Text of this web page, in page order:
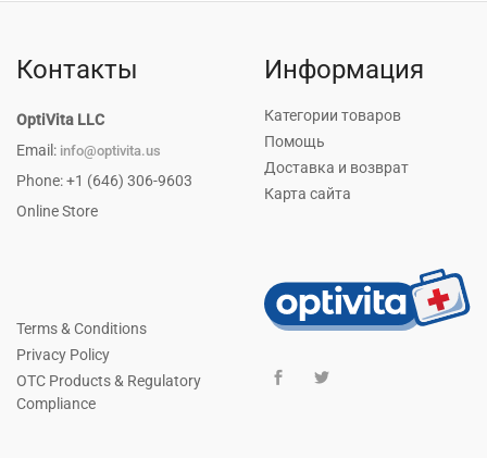
Контакты
OptiVita LLC
Email: info@optivita.us
Phone: +1 (646) 306-9603
Online Store
Информация
Категории товаров
Помощь
Доставка и возврат
Карта сайта
Terms & Conditions
Privacy Policy
OTC Products & Regulatory
Compliance